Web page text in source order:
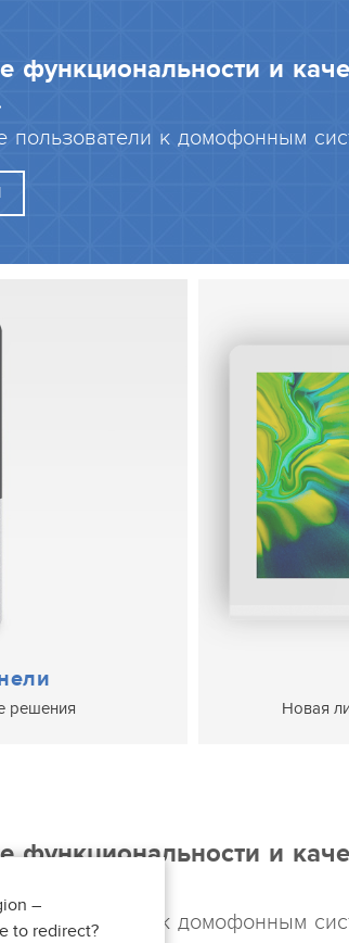
функциональности и
к домофонным
решения Новая
функциональности и
к домофонным
–
to redirect?